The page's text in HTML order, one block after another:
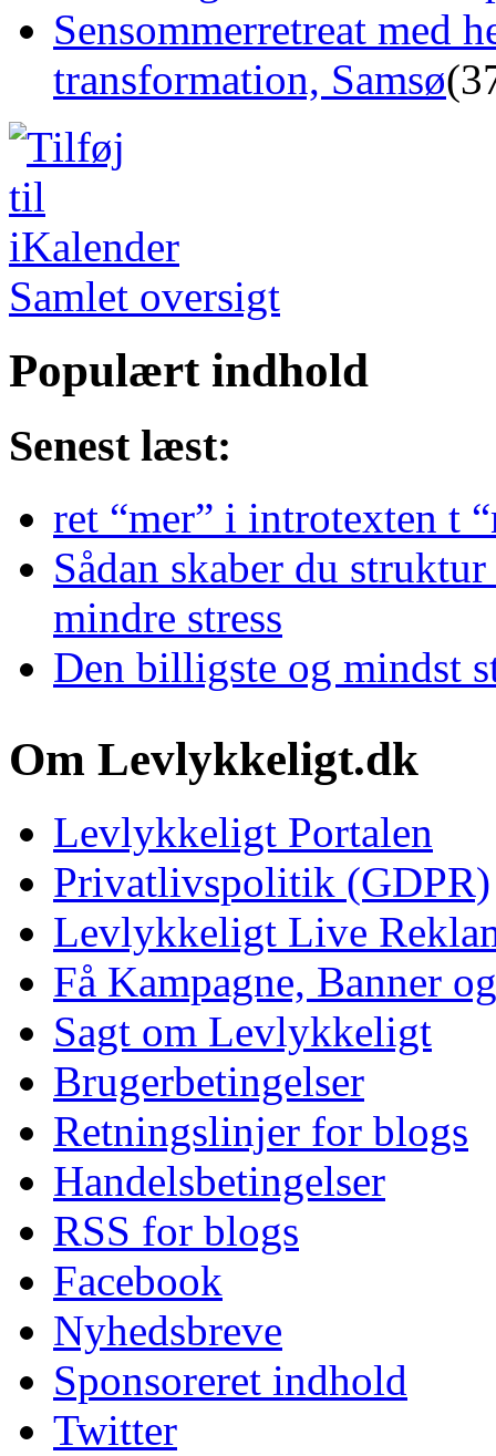
Sensommerretreat med
transformation, Samsø
Samlet oversigt
Populært indhold
Senest læst:
ret “mer” i introtexten t
Sådan skaber du
mindre stress
Den billigste og mindst
Om Levlykkeligt.dk
Levlykkeligt Portalen
Privatlivspolitik (GDPR)
Levlykkeligt Live
Få Kampagne, Banner
Sagt om Levlykkeligt
Brugerbetingelser
Retningslinjer for blogs
Handelsbetingelser
RSS for blogs
Facebook
Nyhedsbreve
Sponsoreret indhold
Twitter